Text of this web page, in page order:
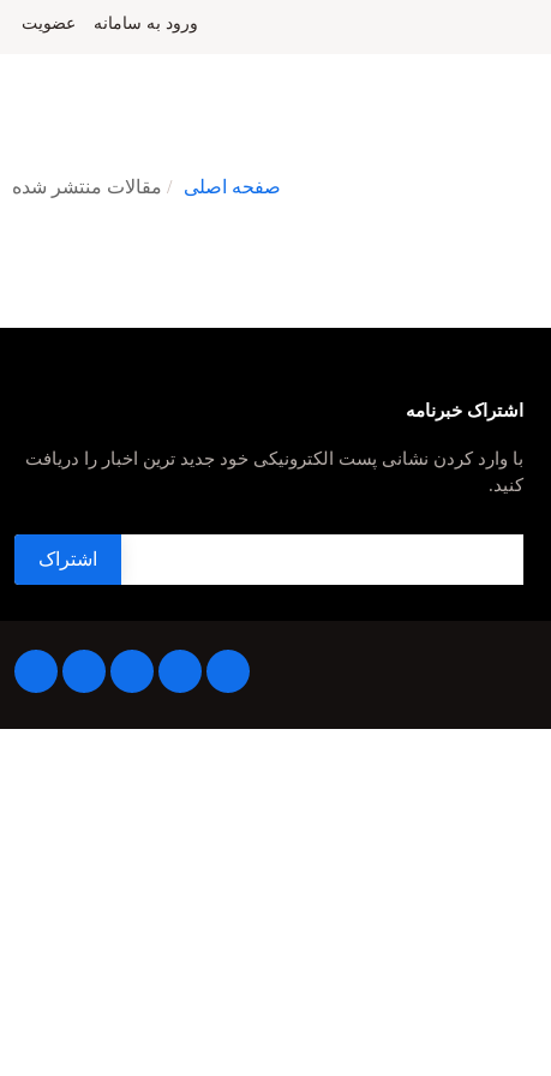
ورود به سامانه عضویت
صفحه اصلی مقالات منتشر شده
اشتراک خبرنامه
با وارد کردن نشانی پست الکترونیکی خود جدید ترین اخبار را دریافت
کنید.